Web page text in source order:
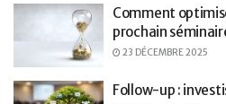
Comment
prochain
23 DÉCEMBRE 2025
Follow-up :